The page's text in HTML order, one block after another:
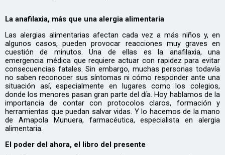
La anafilaxia, más que una alergia alimentaria
Las alergias alimentarias afectan cada vez a más niños y, en
algunos casos, pueden provocar reacciones muy graves en
cuestión de minutos. Una de ellas es la anafilaxia, una
emergencia médica que requiere actuar con rapidez para evitar
consecuencias fatales. Sin embargo, muchas personas todavía
no saben reconocer sus síntomas ni cómo responder ante una
situación así, especialmente en lugares como los colegios,
donde los menores pasan gran parte del día. Hoy hablamos de la
importancia de contar con protocolos claros, formación y
herramientas que puedan salvar vidas. Y lo hacemos de la mano
de Amapola Munuera, farmacéutica, especialista en alergia
alimentaria.
El poder del ahora, el libro del presente